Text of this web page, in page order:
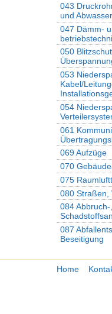
043
und Abwasser
047 Dämm-
050
053
Kabel/
054
061
069 Aufzüge
070
075
080 Straßen,
084
087
Beseitigung
Home